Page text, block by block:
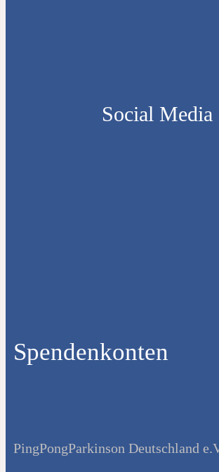
Social Media
Spendenkonten
PingPongParkinson Deutschland